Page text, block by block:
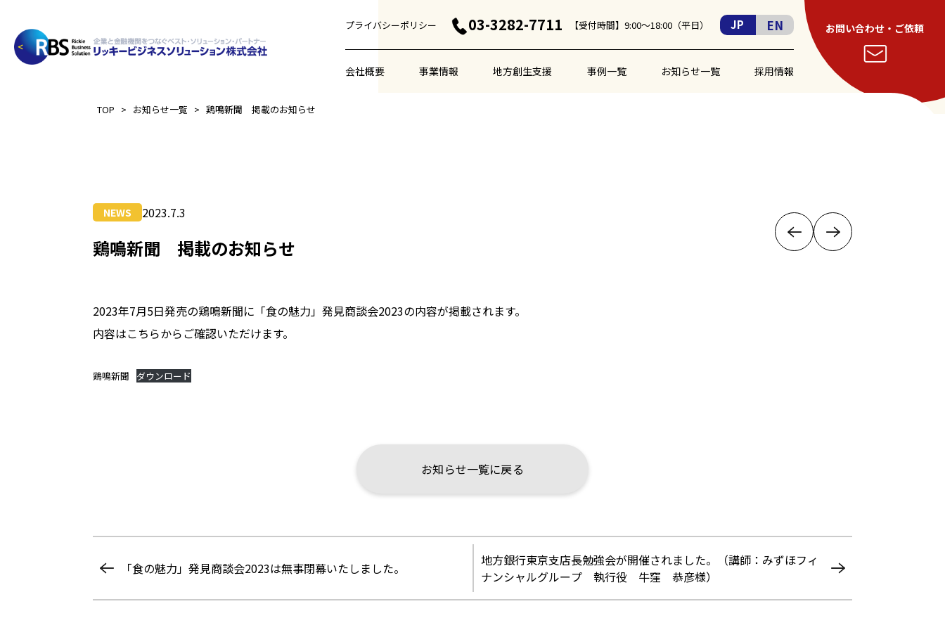
プライバシーポリシー 03-3282-7711 【受付時間】9:00〜18:00（平日） JP EN
会社概要 事業情報 地方創生支援 事例一覧 お知らせ一覧 採用情報
お問い合わせ・ご依頼
TOP > お知らせ一覧 > 鶏鳴新聞 掲載のお知らせ
NEWS 2023.7.3
鶏鳴新聞 掲載のお知らせ
2023年7月5日発売の鶏鳴新聞に「食の魅力」発見商談会2023の内容が掲載されます。
内容はこちらからご確認いただけます。
鶏鳴新聞 ダウンロード
お知らせ一覧に戻る
「食の魅力」発見商談会2023は無事閉幕いたしました。
地方銀行東京支店長勉強会が開催されました。（講師：みずほフィ
ナンシャルグループ 執行役 牛窪 恭彦様）